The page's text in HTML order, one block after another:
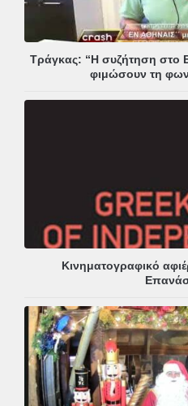
Τράγκας: “Η συζήτηση στο
φιμώσουν τη
Κινηματογραφικό